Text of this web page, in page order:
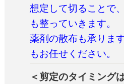
想定して切ることで
も整っていきます。
薬剤の散布も承りま
もお任せください。
＜剪定のタイミング